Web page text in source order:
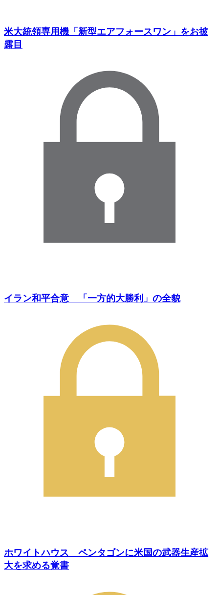
米大統領専用機「新型エアフォースワン」をお披
露目
イラン和平合意 「一方的大勝利」の全貌
ホワイトハウス ペンタゴンに米国の武器生産拡
大を求める覚書